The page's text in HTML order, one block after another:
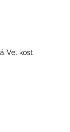
Velikost